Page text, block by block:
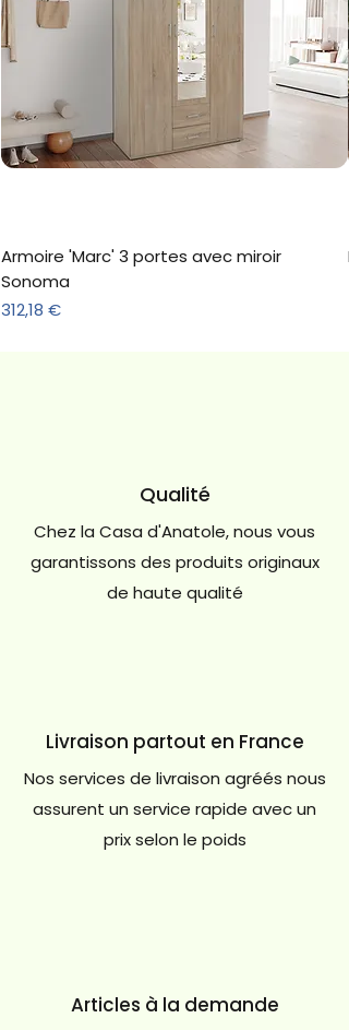
Armoire 'Marc' 3 portes avec miroir
Sonoma
Prix
312,18 €
Qualité
Chez la Casa d'Anatole, nous vous
garantissons des produits originaux
de haute qualité
Livraison partout en France
Nos services de livraison agréés nous
assurent un service rapide avec un
prix selon le poids
Articles à la demande